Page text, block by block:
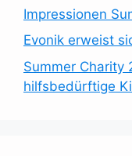
Impressionen
Evonik erweist
Summer Charity
hilfsbedürftige